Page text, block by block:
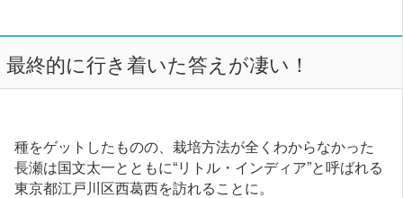
最終的に行き着いた答えが凄い！
種をゲットしたものの、栽培方法が全くわからなかった
長瀬は国文太一とともに“リトル・インディア”と呼ばれる
東京都江戸川区西葛西を訪れることに。